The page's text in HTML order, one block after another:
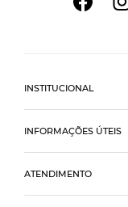
INSTITUCIONAL
INFORMAÇÕES ÚTEIS
ATENDIMENTO